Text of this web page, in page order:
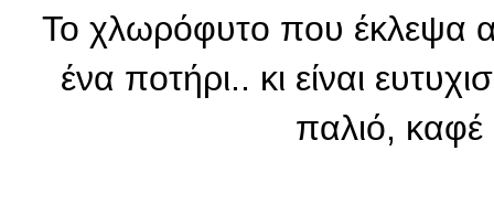
Το χλωρόφυτο που έκλεψα
ένα ποτήρι.. κι είναι
παλιό, καφέ